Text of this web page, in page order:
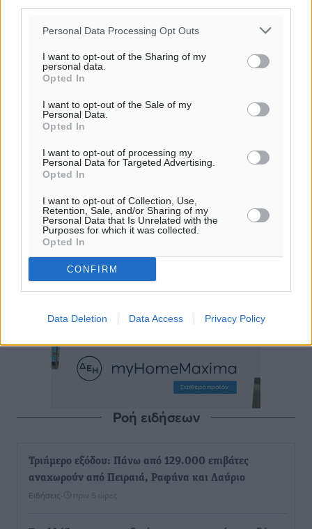
Personal Data Processing Opt Outs
I want to opt-out of the Sharing of my
personal data.
Opted In
I want to opt-out of the Sale of my
Personal Data.
Opted In
I want to opt-out of processing my
Personal Data for Targeted Advertising.
Opted In
I want to opt-out of Collection, Use,
Retention, Sale, and/or Sharing of my
Personal Data that Is Unrelated with the
Purposes for which it was collected.
Opted In
CONFIRM
Data Deletion Data Access Privacy Policy
Ροή ειδήσεων
Τριήμερο εξόδου: Πάνω από 129.000 επιβάτες
αναχωρούν από Πειραιά, Ραφήνα και Λαύριο
Ειδήσεις πριν 5 ώρες